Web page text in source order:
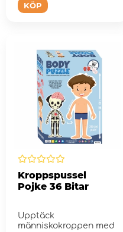
KÖP
Kroppspussel
Pojke 36 Bitar
Upptäck
människokroppen med